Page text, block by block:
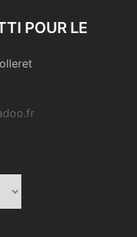
POUR LE